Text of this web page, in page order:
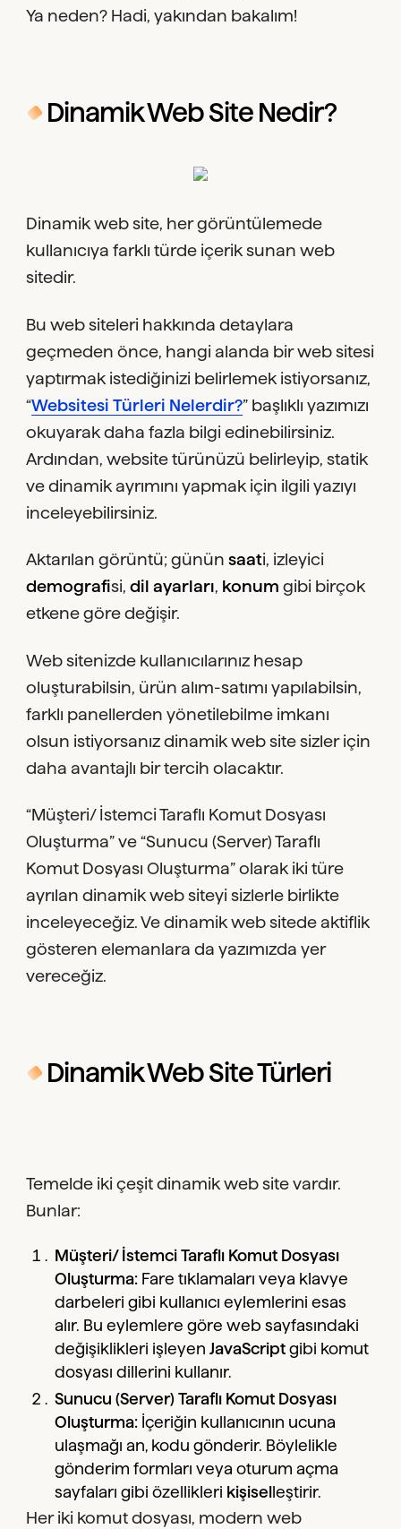
Ya neden? Hadi, yakından bakalım!
Dinamik Web Site Nedir?
Dinamik web site, her görüntülemede
kullanıcıya farklı türde içerik sunan web
sitedir.
Bu web siteleri hakkında detaylara
geçmeden önce, hangi alanda bir web sitesi
yaptırmak istediğinizi belirlemek istiyorsanız,
“Websitesi Türleri Nelerdir?” başlıklı yazımızı
okuyarak daha fazla bilgi edinebilirsiniz.
Ardından, website türünüzü belirleyip, statik
ve dinamik ayrımını yapmak için ilgili yazıyı
inceleyebilirsiniz.
Aktarılan görüntü; gününsaati, izleyici
demografisi,dil ayarları, konum gibi birçok
etkene göre değişir.
Web sitenizde kullanıcılarınız hesap
oluşturabilsin, ürün alım-satımı yapılabilsin,
farklı panellerden yönetilebilme imkanı
olsun istiyorsanız dinamik web site sizler için
daha avantajlı bir tercih olacaktır.
“Müşteri/ İstemci Taraflı Komut Dosyası
Oluşturma” ve “Sunucu (Server) Taraflı
Komut Dosyası Oluşturma” olarak iki türe
ayrılan dinamik web siteyi sizlerle birlikte
inceleyeceğiz. Ve dinamik web sitede aktiflik
gösteren elemanlara da yazımızda yer
vereceğiz.
Dinamik Web Site Türleri
Temelde iki çeşit dinamik web site vardır.
Bunlar:
Müşteri/ İstemci Taraflı Komut Dosyası
Oluşturma: Fare tıklamaları veya klavye
darbeleri gibi kullanıcı eylemlerini esas
alır. Bu eylemlere göre web sayfasındaki
değişiklikleri işleyen JavaScript gibi komut
dosyası dillerini kullanır.
Sunucu (Server) Taraflı Komut Dosyası
Oluşturma: İçeriğin kullanıcının ucuna
ulaşmağı an, kodu gönderir. Böylelikle
gönderim formları veya oturum açma
sayfaları gibi özellikleri kişiselleştirir.
Her iki komut dosyası, modern web